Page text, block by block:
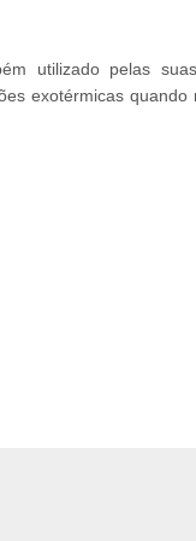
utilizado pelas
exotérmicas quando